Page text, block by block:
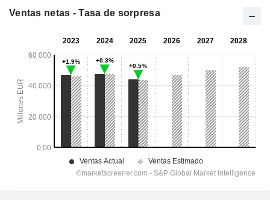
Ventas netas - Tasa de sorpresa